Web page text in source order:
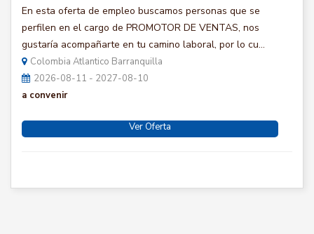
En esta oferta de empleo buscamos personas que se
perfilen en el cargo de PROMOTOR DE VENTAS, nos
gustaría acompañarte en tu camino laboral, por lo cu...
Colombia Atlantico Barranquilla
2026-08-11 - 2027-08-10
a convenir
Ver Oferta